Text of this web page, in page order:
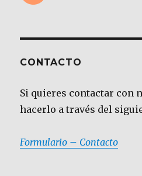
CONTACTO
Si quieres contactar con
hacerlo a través del
Formulario – Contacto